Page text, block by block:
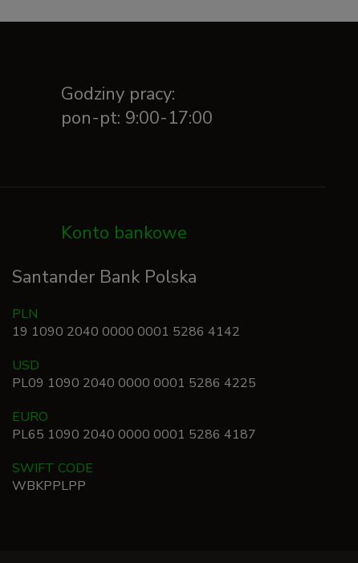
Godziny pracy:
pon-pt: 9:00-17:00
Konto bankowe
Santander Bank Polska
PLN
19 1090 2040 0000 0001 5286 4142
USD
PL09 1090 2040 0000 0001 5286 4225
EURO
PL65 1090 2040 0000 0001 5286 4187
SWIFT CODE
WBKPPLPP